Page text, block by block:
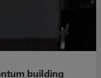
building